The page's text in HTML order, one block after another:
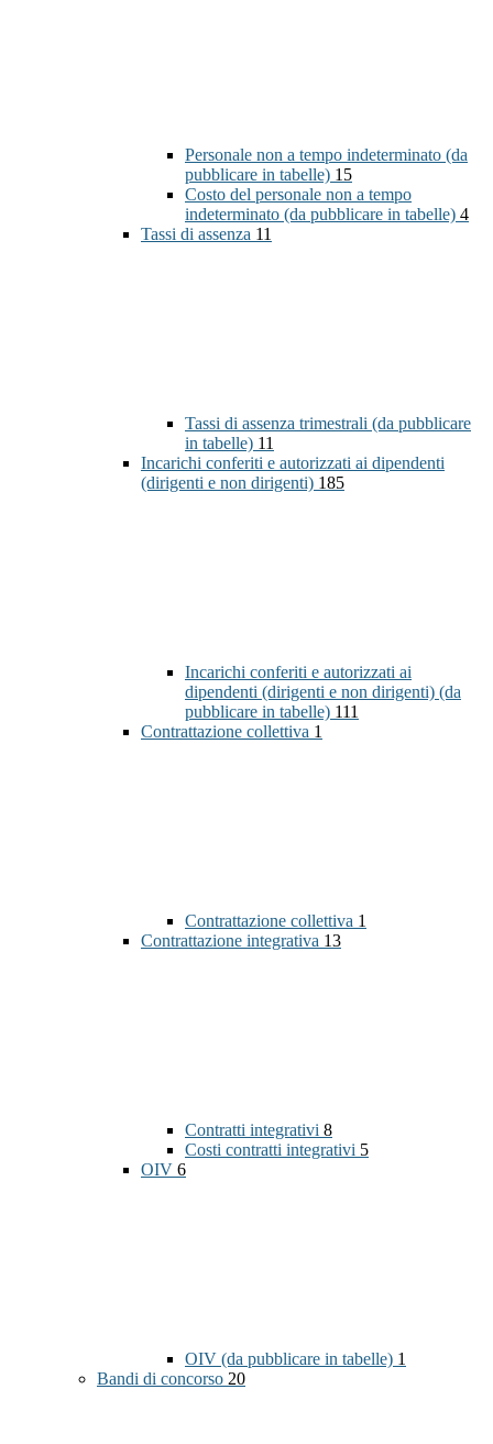
Personale non a tempo indeterminato (da
pubblicare in tabelle) 15
Costo del personale non a tempo
indeterminato (da pubblicare in tabelle) 4
Tassi di assenza 11
Tassi di assenza trimestrali (da pubblicare
in tabelle) 11
Incarichi conferiti e autorizzati ai dipendenti
(dirigenti e non dirigenti) 185
Incarichi conferiti e autorizzati ai
dipendenti (dirigenti e non dirigenti) (da
pubblicare in tabelle) 111
Contrattazione collettiva 1
Contrattazione collettiva 1
Contrattazione integrativa 13
Contratti integrativi 8
Costi contratti integrativi 5
OIV 6
OIV (da pubblicare in tabelle) 1
Bandi di concorso 20